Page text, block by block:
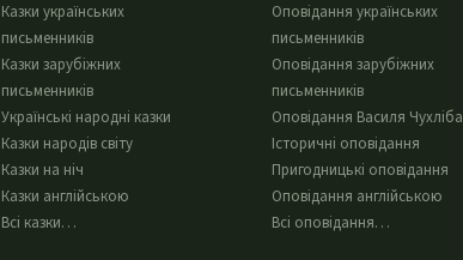
Казки українських
письменників
Казки зарубіжних
письменників
Українські народні казки
Казки народів світу
Казки на ніч
Казки англійською
Всі казки…
Оповідання українських
письменників
Оповідання зарубіжних
письменників
Оповідання Василя Чухліба
Історичні оповідання
Пригодницькі оповідання
Оповідання англійською
Всі оповідання…